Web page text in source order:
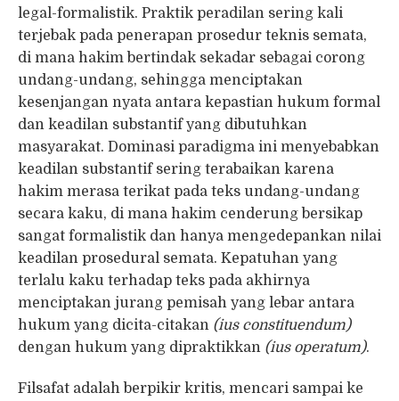
legal-formalistik. Praktik peradilan sering kali
terjebak pada penerapan prosedur teknis semata,
di mana hakim bertindak sekadar sebagai corong
undang-undang, sehingga menciptakan
kesenjangan nyata antara kepastian hukum formal
dan keadilan substantif yang dibutuhkan
masyarakat. Dominasi paradigma ini menyebabkan
keadilan substantif sering terabaikan karena
hakim merasa terikat pada teks undang-undang
secara kaku, di mana hakim cenderung bersikap
sangat formalistik dan hanya mengedepankan nilai
keadilan prosedural semata. Kepatuhan yang
terlalu kaku terhadap teks pada akhirnya
menciptakan jurang pemisah yang lebar antara
hukum yang dicita-citakan (ius constituendum)
dengan hukum yang dipraktikkan (ius operatum).
Filsafat adalah berpikir kritis, mencari sampai ke